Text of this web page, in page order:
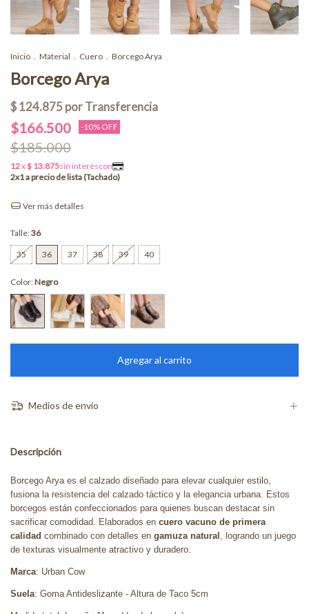
Inicio Material Cuero Borcego Arya
Borcego Arya
$166.500 -10% OFF
$185.000
Ver más detalles
Talle:36
35 36 37 38 39 40
Color:Negro
Medios de envío
Descripción
Borcego Arya es el calzado diseñado para elevar cualquier estilo,
fusiona la resistencia del calzado táctico y la elegancia urbana. Estos
borcegos están confeccionados para quienes buscan destacar sin
sacrificar comodidad. Elaborados en cuero vacuno de primera
calidad combinado con detalles en gamuza natural
, logrando un juego
de texturas visualmente atractivo y duradero.
Marca: Urban Cow
Suela: Goma Antideslizante - Altura de Taco 5cm